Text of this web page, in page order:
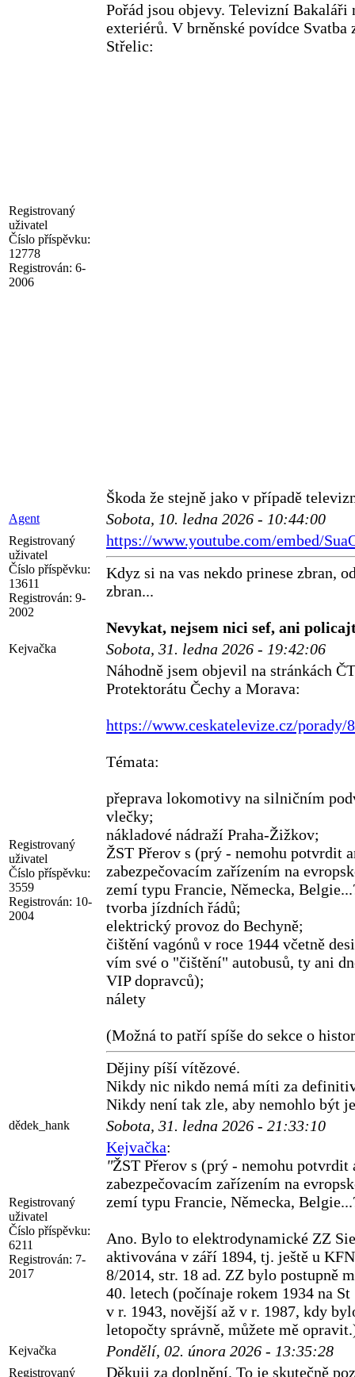
Registrovaný
uživatel
Číslo příspěvku:
12778
Registrován: 6-
2006
Pořád jsou objevy. Televizní Bakaláři
exteriérů. V brněnské povídce
Střelic:
Škoda že stejně jako v případě
Agent Sobota, 10. ledna 2026 - 10:44:00
Registrovaný
uživatel
Číslo příspěvku:
13611
Registrován: 9-
2002
https://www.youtube.com/embed/
Kdyz si na vas nekdo prinese zbran,
zbran...
Nevykat, nejsem nici sef, ani
Kejvačka Sobota, 31. ledna 2026 - 19:42:06
Registrovaný
uživatel
Číslo příspěvku:
3559
Registrován: 10-
2004
Náhodně jsem objevil na stránkách
Protektorátu Čechy a Morava:
https://www.ceskatelevize.cz/porady/
Témata:
přeprava lokomotivy na silničním
vlečky;
nákladové nádraží Praha-Žižkov;
ŽST Přerov s (prý - nemohu
zabezpečovacím zařízením na
zemí typu Francie, Německa,
tvorba jízdních řádů;
elektrický provoz do Bechyně;
čištění vagónů v roce 1944 včetně
vím své o "čištění" autobusů, ty ani
VIP dopravců);
nálety
(Možná to patří spíše do sekce o
Dějiny píší vítězové.
Nikdy nic nikdo nemá míti za
Nikdy není tak zle, aby nemohlo být
dědek_hank Sobota, 31. ledna 2026 - 21:33:10
Registrovaný
uživatel
Číslo příspěvku:
6211
Registrován: 7-
2017
Kejvačka:
"ŽST Přerov s (prý - nemohu
zabezpečovacím zařízením na
zemí typu Francie, Německa,
Ano. Bylo to elektrodynamické ZZ
aktivována v září 1894, tj. ještě u
8/2014, str. 18 ad. ZZ bylo postupně
40. letech (počínaje rokem 1934 na
v r. 1943, novější až v r. 1987, kdy
letopočty správně, můžete mě
Kejvačka Pondělí, 02. února 2026 - 13:35:28
Registrovaný Děkuji za doplnění. To je skutečně